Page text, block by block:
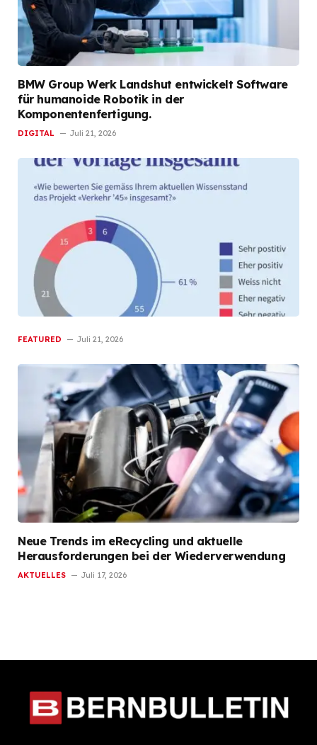
BMW Group Werk Landshut entwickelt Software
für humanoide Robotik in der
Komponentenfertigung.
DIGITAL Juli 21, 2026
FEATURED Juli 21, 2026
Neue Trends im eRecycling und aktuelle
Herausforderungen bei der Wiederverwendung
AKTUELLES Juli 17, 2026